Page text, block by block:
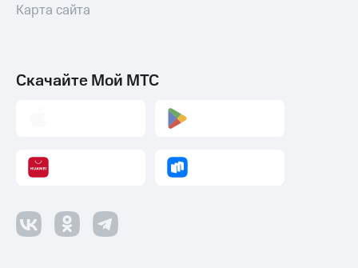
Умный
Карта сайта
Скачайте Мой МТС